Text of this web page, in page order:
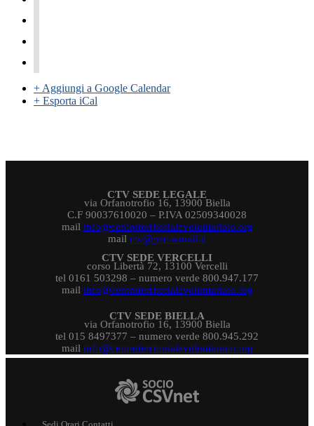
+ Aggiungi a Google Calendar
+ Esporta iCal
CTV SEDE LEGALE
via Orfanotrofio 16, 13900 Biella
C.F 90037610020 – P.IVA 02509340028
mail info@centroterritorialevolontariato.org
mail ctv@pec.wmail.it
CTV SEDE VERCELLI
corso Libertà 72, 13100 Vercelli
tel 0161 503298 – numero verde 800.947.177
mail info@centroterritorialevolontariato.org
CTV SEDE BIELLA
via Orfanotrofio 16, 13900 Biella
tel 015 8497377 – numero verde 800.945.292
mail info@centroterritorialevolontariato.org